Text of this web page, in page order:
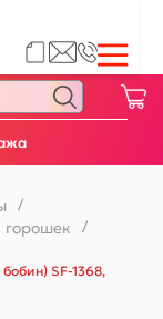
/
горошек /
SF-1368,